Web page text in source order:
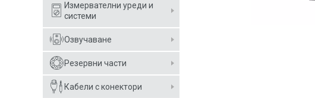
Измервателни уреди и
системи
Озвучаване
Резервни части
Кабели с конектори